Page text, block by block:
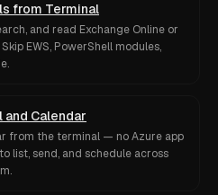
from Terminal
and read Exchange Online or
EWS, PowerShell modules,
and Calendar
from the terminal — no Azure app
list, send, and schedule across